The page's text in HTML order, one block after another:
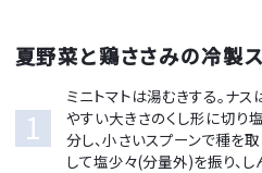
夏野菜と鶏ささみの冷製
1
ミニトマトは湯むきする。ナ
やすい大きさのくし形に切り
分し、小さいスプーンで種を
して塩少々(分量外)を振り、し